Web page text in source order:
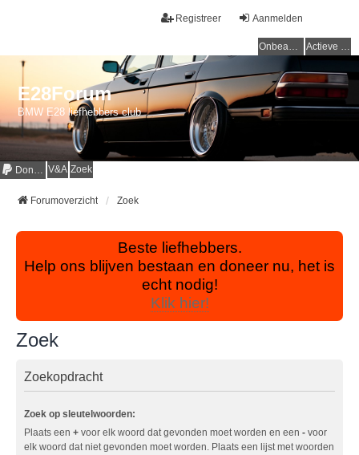
Aanmelden
Registreer
Onbeantwoorde onderwerpen Actieve onderwerpen
E28Forum
BMW E28 liefhebbers club
Donaties V&A Zoek
Forumoverzicht Zoek
Beste liefhebbers.
Help ons blijven bestaan en doneer nu, het is
echt nodig!
Klik hier!
Zoek
Zoekopdracht
Zoek op sleutelwoorden:
Plaats een + voor elk woord dat gevonden moet worden en een - voor
elk woord dat niet gevonden moet worden. Plaats een lijst met woorden